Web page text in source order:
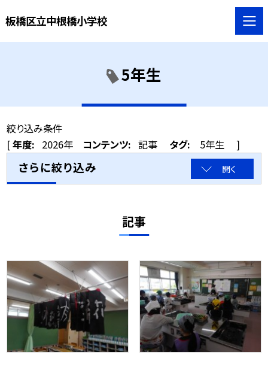
板橋区立中根橋小学校
5年生
絞り込み条件
[年度: 2026年 コンテンツ: 記事 タグ: 5年生 ]
さらに絞り込み 開く
記事